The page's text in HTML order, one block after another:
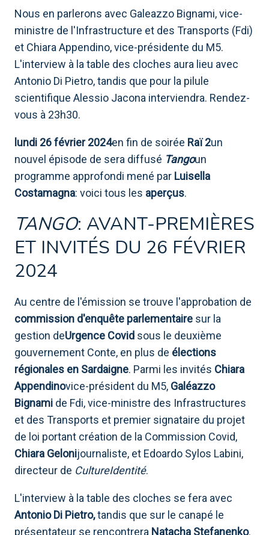
Nous en parlerons avec Galeazzo Bignami, vice-
ministre de l'Infrastructure et des Transports (Fdi)
et Chiara Appendino, vice-présidente du M5.
L'interview à la table des cloches aura lieu avec
Antonio Di Pietro, tandis que pour la pilule
scientifique Alessio Jacona interviendra. Rendez-
vous à 23h30.
lundi 26 février 2024en fin de soirée Raï 2un
nouvel épisode de sera diffusé Tangoun
programme approfondi mené par Luisella
Costamagna: voici tous les aperçus.
TANGO: AVANT-PREMIÈRES
ET INVITÉS DU 26 FÉVRIER
2024
Au centre de l'émission se trouve l'approbation de
commission d'enquête parlementaire sur la
gestion deUrgence Covid sous le deuxième
gouvernement Conte, en plus de élections
régionales en Sardaigne. Parmi les invités Chiara
Appendinovice-président du M5, Galéazzo
Bignami de Fdi, vice-ministre des Infrastructures
et des Transports et premier signataire du projet
de loi portant création de la Commission Covid,
Chiara Gelonijournaliste, et Edoardo Sylos Labini,
directeur de CultureIdentité.
L'interview à la table des cloches se fera avec
Antonio Di Pietro,tandis que sur le canapé le
présentateur se rencontrera Natacha Stefanenko.